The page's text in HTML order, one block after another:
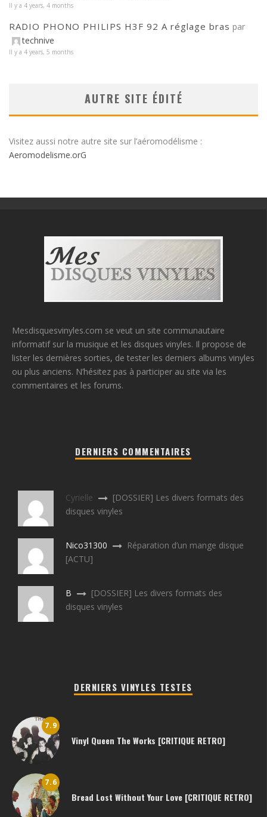
Il y a 4 years, 4 months
RADIO PHONO PHILIPS H3F 92 A réglage bras par
technive
Il y a 4 years, 5 months
AUTRE SITE ÉDITÉ
Visitez aussi notre autre site sur l’aéromodélisme :
Aeromodelisme.orG
Mesdisquesvinyles.com se veut un site communautaire
informatif sur la musique et les disques vinyles. Il propose de
lister les dernières sorties, de tester les derniers albums vinyles
ou plus anciens. N’hésitez pas à participer au site via les
commentaires et les forums.
DERNIERS COMMENTAIRES
Cyrielle
[DOSSIER] Les divers formats des
disques vinyles
Nico31300
Réparation d’un mange disque
[ACTU]
B
[DOSSIER] Les divers formats des
disques vinyles
DERNIERS VINYLES TESTES
7.9
Vinyl Queen The Works [CRITIQUE RETRO]
7.6
Bread Lost Without Your Love [CRITIQUE RETRO]